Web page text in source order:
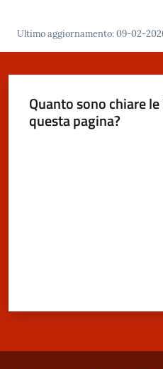
Vivere
argomenti...
Ultimo aggiornamento:09-02-
Quanto sono chiare
questa pagina?